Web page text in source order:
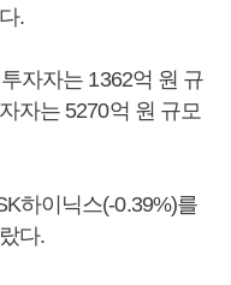
.
자자는 1362억 원 규
자는 5270억 원 규모
하이닉스(-0.39%)를
다.